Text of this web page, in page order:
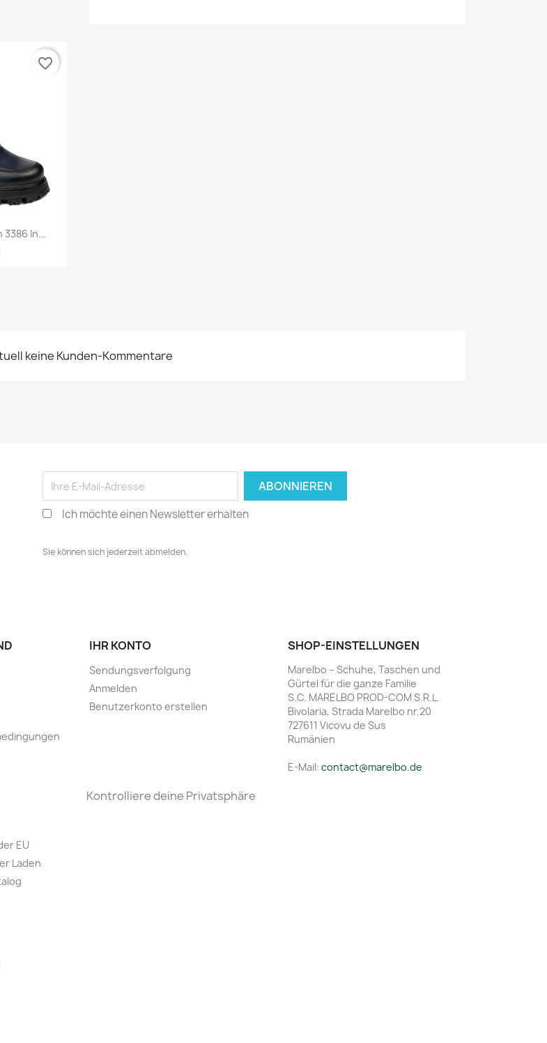
In...
favorite_border
keine Kunden-Kommentare
Ich möchte einen Newsletter erhalten
Sie können sich jederzeit abmelden.
EU
Laden
IHR KONTO
Sendungsverfolgung
Anmelden
Benutzerkonto erstellen
SHOP-EINSTELLUNGEN
Marelbo – Schuhe, Taschen und
Gürtel für die ganze Familie
S.C. MARELBO PROD-COM S.R.L.
Bivolaria, Strada Marelbo nr.20
727611 Vicovu de Sus
Rumänien
E-Mail: contact@marelbo.de
Kontrolliere deine Privatsphäre